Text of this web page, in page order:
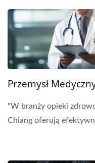
Przemysł
"W branży opieki
Chiang oferują